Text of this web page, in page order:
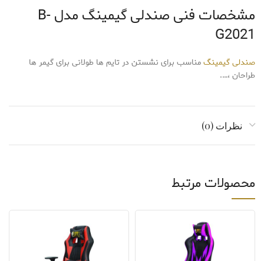
مشخصات فنی صندلی گیمینگ مدل B-
G2021
صندلی گیمینگمناسب برای نشستن در تایم ها طولانی برای گیمر ها
طراحان ،….
نظرات (0)
محصولات مرتبط